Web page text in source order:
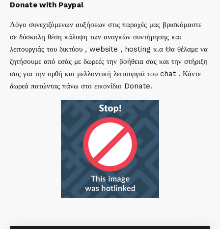
Donate with Paypal
Λόγο συνεχιζόμενων αυξήσεων στις παροχές μας βρισκόμαστε
σε δύσκολη θέση κάλυψη των αναγκών συντήρησης και
λειτουργιάς του δικτύου , website , hosting κ.α Θα θέλαμε να
ζητήσουμε από εσάς με δωρεές την βοήθεια σας και την στήριξη
σας για την ορθή και μελλοντική λειτουργιά του chat . Κάντε
δωρεά πατώντας πάνω στο εικονίδιο Donate.